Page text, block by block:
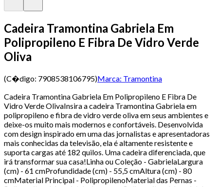
Cadeira Tramontina Gabriela Em
Polipropileno E Fibra De Vidro Verde
Oliva
(C�digo: 7908538106795)Marca: Tramontina
Cadeira Tramontina Gabriela Em Polipropileno E Fibra De
Vidro Verde OlivaInsira a cadeira Tramontina Gabriela em
polipropileno e fibra de vidro verde oliva em seus ambientes e
deixe-os muito mais modernos e confortáveis. Desenvolvida
com design inspirado em uma das jornalistas e apresentadoras
mais conhecidas da televisão, ela é altamente resistente e
suporta cargas até 182 quilos. Uma cadeira diferenciada, que
irá transformar sua casa!Linha ou Coleção - GabrielaLargura
(cm) - 61 cmProfundidade (cm) - 55,5 cmAltura (cm) - 80
cmMaterial Principal - PolipropilenoMaterial das Pernas -